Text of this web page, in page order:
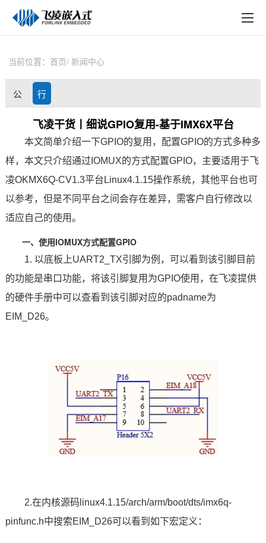
技术与支持
在线文档
方案定制
关于飞凌
淘宝商城
新闻中心
在线购买
当前位置： 首页 新闻中心
公 行
业
资
飞凌干货丨细说GPIO复用-基于IMX6X平台
本文简单介绍一下GPIO的复用，配置GPIO的方式多种多
样，本文只介绍通过IOMUX的方式配置GPIO，主要适用于飞
凌OKMX6Q-CV1.3平台Linux4.1.15操作系统，其他平台也可
以参考，但是不同平台之间会存在差异，需客户自行修改以
适应自己的使用。
一、使用IOMUX方式配置GPIO
1. 以底板上UART2_TX引脚为例，可以看到该引脚目前
的功能是串口功能，将该引脚复用为GPIO使用，在飞凌提供
的硬件手册中可以查看到该引脚对应的padname为
EIM_D26。
2.在内核源码linux4.1.15/arch/arm/boot/dts/imx6q-
pinfunc.h中搜索EIM_D26可以看到如下宏定义 ：